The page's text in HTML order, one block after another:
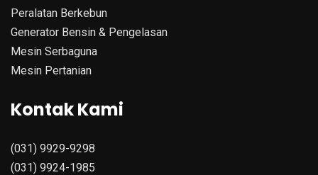
Peralatan Berkebun
Generator Bensin & Pengelasan
Mesin Serbaguna
Mesin Pertanian
Kontak Kami
(031) 9929-9298
(031) 9924-1985